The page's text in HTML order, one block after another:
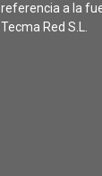
referencia a la
Tecma Red S.L.